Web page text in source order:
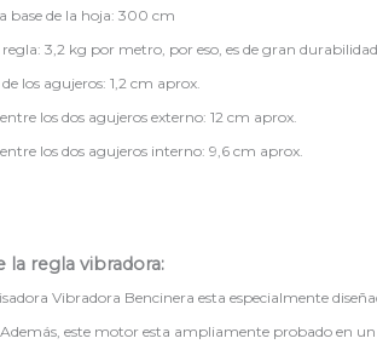
base de la hoja: 300 cm
regla: 3,2 kg por metro, por eso, es de gran
los agujeros: 1,2 cm aprox.
los dos agujeros externo: 12 cm aprox.
los dos agujeros interno: 9,6 cm aprox.
la regla vibradora:
Vibradora Bencinera esta especialmente
este motor esta ampliamente probado en